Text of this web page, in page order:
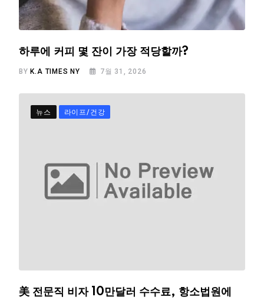
하루에 커피 몇 잔이 가장 적당할까?
BYK.A TIMES NY 7월 31, 2026
뉴스 라이프/건강
美 전문직 비자 10만달러 수수료, 항소법원에